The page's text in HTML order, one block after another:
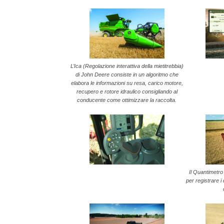
L’Ica (Regolazione interattiva della mietitrebbia)
di John Deere consiste in un algoritmo che
elabora le informazioni su resa, carico motore,
recupero e rotore idraulico consigliando al
conducente come ottimizzare la raccolta.
Il
per registrare i